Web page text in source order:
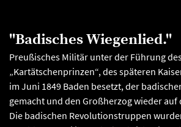
"Badisches Wiegenlied."
Preußisches Militär unter der Führung
„Kartätschenprinzen“, des späteren
im Juni 1849 Baden besetzt, der
gemacht und den Großherzog wieder auf
Die badischen Revolutionstruppen